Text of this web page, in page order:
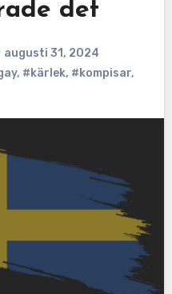
det
augusti 31, 2024
, #kärlek, #kompisar,